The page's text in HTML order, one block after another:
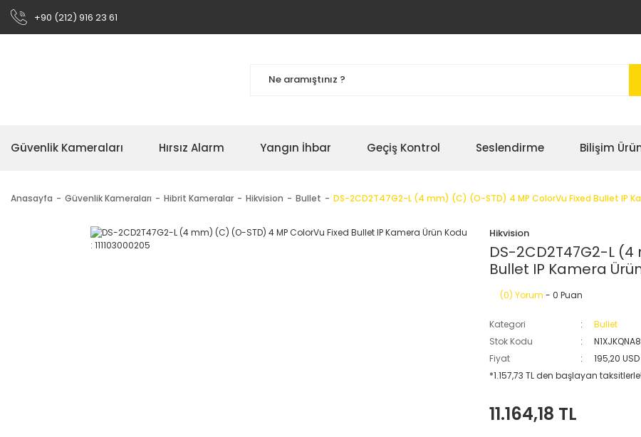
+90 (212) 916 23 61
Güvenlik Kameraları Hırsız Alarm Yangın İhbar Geçiş Kontrol Seslendirme Bilişim
Anasayfa Güvenlik Kameraları Hibrit Kameralar Hikvision Bullet DS-2CD2T47G2-L (4 mm) (C) (O-STD) 4 MP ColorVu Fixed Bullet IP
Hikvision
DS-2CD2T47G2-L
Bullet IP Kamera
(0) Yorum - 0 Puan
Kategori
Bullet
Stok Kodu
Fiyat
195,20
*1.157,73 TL den başlayan taksitlerle!
11.164,18 TL